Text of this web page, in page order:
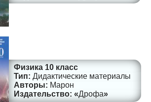
Физика 10 класс
Дидактические материалы
Марон
Дрофа